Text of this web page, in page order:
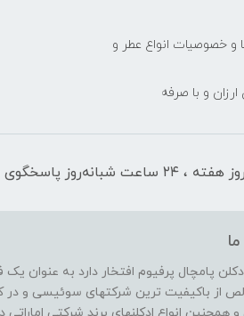
و خصوصیات انواع عطر و
و با صرفه
شبانه‌روز پاسخگوی شما هستیم
پامچال پرفیوم افتخار دارد به عنوان
از باکیفیت ترین شرکتهای سوئیسی و در